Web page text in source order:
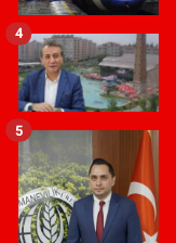
4
5